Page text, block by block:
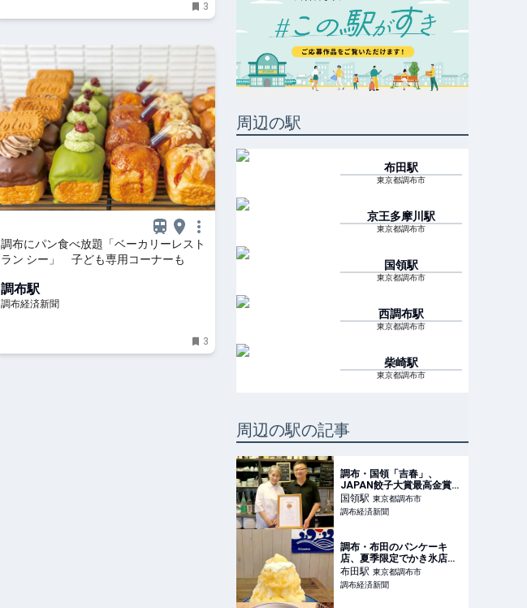
3
調布にパン食べ放題「ベーカリーレスト
ラン シー」 子ども専用コーナーも
調布駅
調布経済新聞
3
周辺の駅
布田駅
東京都調布市
京王多摩川駅
東京都調布市
国領駅
東京都調布市
西調布駅
東京都調布市
柴崎駅
東京都調布市
周辺の駅の記事
調布・国領「吉春」、
JAPAN餃子大賞最高金賞
昨年の水餃子部門に続き
国領駅 東京都調布市
調布経済新聞
調布・布田のパンケーキ
店、夏季限定でかき氷店
に 鉄板前の灼熱地獄を回
避
布田駅 東京都調布市
調布経済新聞